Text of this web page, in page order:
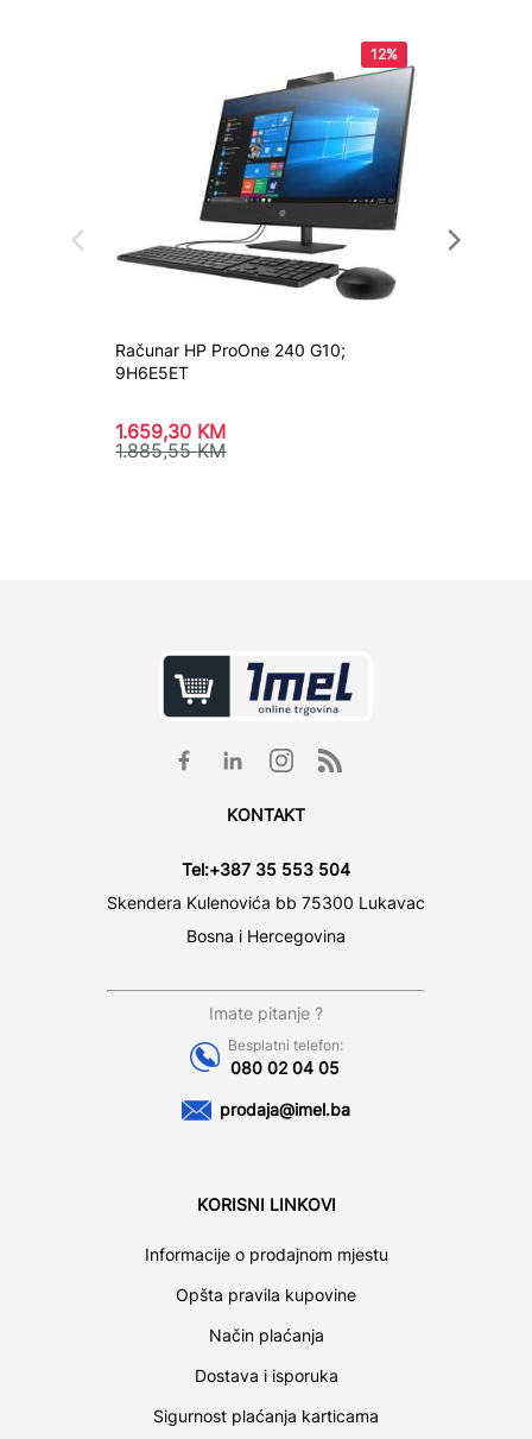
12%
Računar HP ProOne 240 G10;
9H6E5ET
1.659,30 KM
1.885,55KM
KONTAKT
Tel:+387 35 553 504
Skendera Kulenovića bb 75300 Lukavac
Bosna i Hercegovina
Imate pitanje ?
Besplatni telefon:
080 02 04 05
prodaja@imel.ba
KORISNI LINKOVI
Informacije o prodajnom mjestu
Opšta pravila kupovine
Način plaćanja
Dostava i isporuka
Sigurnost plaćanja karticama